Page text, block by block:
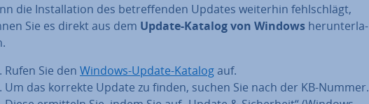
die In­stal­la­ti­on des be­tref­fen­den Updates weiterhin fehl­schlägt,
Sie es direkt aus dem Update-Katalog von Windows her­un­ter­la­
Rufen Sie den Windows-Update-Katalogauf.
Um das korrekte Update zu finden, suchen Sie nach der KB-Nummer.